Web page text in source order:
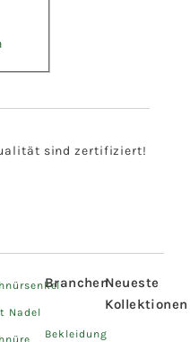
sind zertifiziert!
Nadel
Branchen
Bekleidung
Neueste
Kollektionen